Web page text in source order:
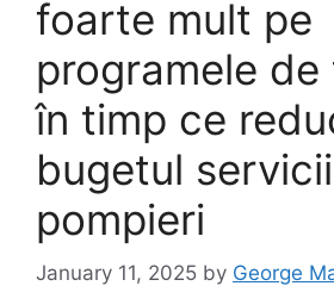
foarte mult pe
programele de
în timp ce
bugetul
pompieri
January 11, 2025 by George